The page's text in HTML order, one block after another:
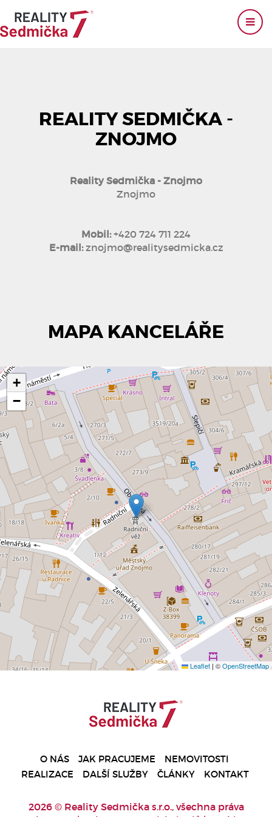
REALITY SEDMIČKA -
ZNOJMO
Reality Sedmička - Znojmo
Znojmo
Mobil: +420 724 711 224
E-mail: znojmo@realitysedmicka.cz
MAPA KANCELÁŘE
+
−
Leaflet | ©OpenStreetMap
O NÁS JAK PRACUJEME
NEMOVITOSTI
REALIZACE
DALŠÍ SLUŽBY ČLÁNKY KONTAKT
2026 © Reality Sedmička s.r.o., všechna práva